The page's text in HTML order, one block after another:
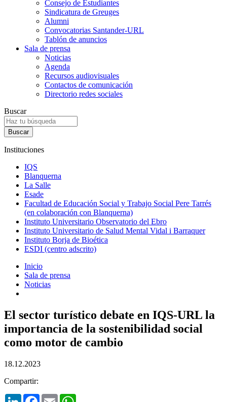
Consejo de Estudiantes
Sindicatura de Greuges
Alumni
Convocatorias Santander-URL
Tablón de anuncios
Sala de prensa
Noticias
Agenda
Recursos audiovisuales
Contactos de comunicación
Directorio redes sociales
Buscar
Instituciones
IQS
Blanquerna
La Salle
Esade
Facultad de Educación Social y Trabajo Social Pere Tarrés
(en colaboración con Blanquerna)
Instituto Universitario Observatorio del Ebro
Instituto Universitario de Salud Mental Vidal i Barraquer
Instituto Borja de Bioética
ESDI (centro adscrito)
Inicio
Sala de prensa
Noticias
El sector turístico debate en IQS-URL la
importancia de la sostenibilidad social
como motor de cambio
18.12.2023
Compartir:
LinkedInFacebook
Email